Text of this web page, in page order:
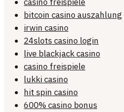
casino freispiele
bitcoin casino auszahlung
irwin casino
24slots casino login
live blackjack casino
casino freispiele
lukki casino
hit spin casino
600% casino bonus